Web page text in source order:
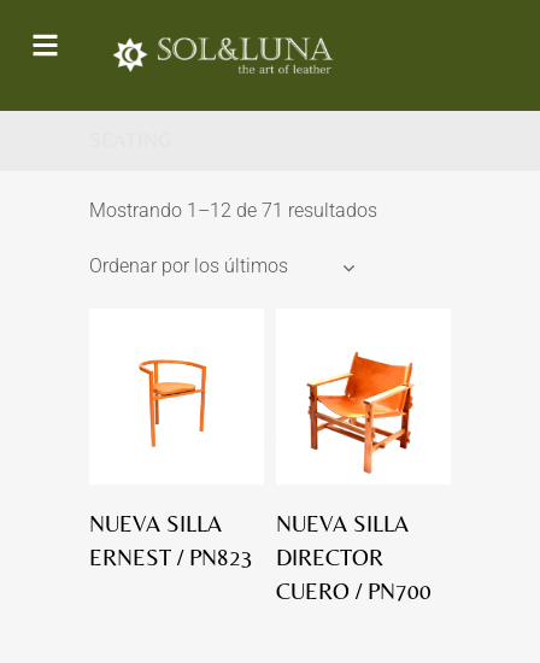
Mostrando 1–12 de 71 resultados
Ordenar por los últimos
NUEVA SILLA
ERNEST / PN823
NUEVA SILLA
DIRECTOR
CUERO / PN700